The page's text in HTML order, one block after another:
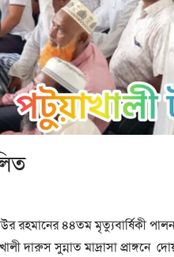
রহমানের ৪৪তম মৃত্যুবার্ষিকী
দারুস সুন্নাত মাদ্রাসা প্রাঙ্গনে